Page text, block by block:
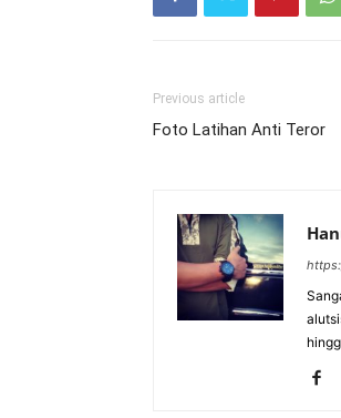
Previous article
Foto Latihan Anti Teror